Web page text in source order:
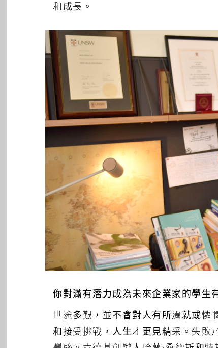
和成長。
你對滿有潛力成為未來企業家的學生
世途多艱，並不會對人有所遷就或憐
和接受挑戰，人生才更見精采。失敗